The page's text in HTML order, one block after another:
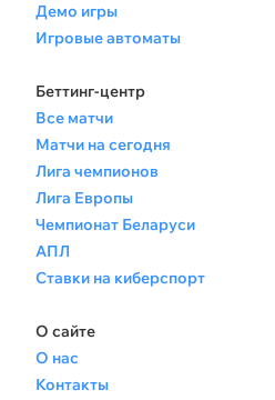
Демо игры
Игровые автоматы
Беттинг-центр
Все матчи
Матчи на сегодня
Лига чемпионов
Лига Европы
Чемпионат Беларуси
АПЛ
Ставки на киберспорт
О сайте
О нас
Контакты